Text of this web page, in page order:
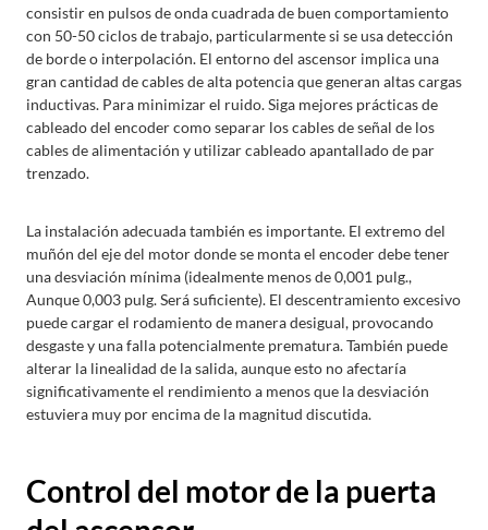
consistir en pulsos de onda cuadrada de buen comportamiento
con 50-50 ciclos de trabajo, particularmente si se usa detección
de borde o interpolación. El entorno del ascensor implica una
gran cantidad de cables de alta potencia que generan altas cargas
inductivas. Para minimizar el ruido. Siga mejores prácticas de
cableado del encoder como separar los cables de señal de los
cables de alimentación y utilizar cableado apantallado de par
trenzado.
La instalación adecuada también es importante. El extremo del
muñón del eje del motor donde se monta el encoder debe tener
una desviación mínima (idealmente menos de 0,001 pulg.,
Aunque 0,003 pulg. Será suficiente). El descentramiento excesivo
puede cargar el rodamiento de manera desigual, provocando
desgaste y una falla potencialmente prematura. También puede
alterar la linealidad de la salida, aunque esto no afectaría
significativamente el rendimiento a menos que la desviación
estuviera muy por encima de la magnitud discutida.
Control del motor de la puerta